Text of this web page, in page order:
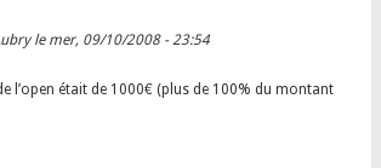
le mer, 09/10/2008 - 23:54
l’open était de 1000€ (plus de 100% du montant